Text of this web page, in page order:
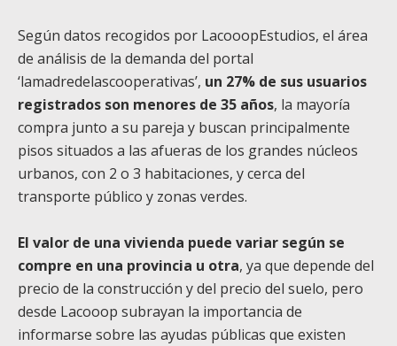
Según datos recogidos por LacooopEstudios, el área
de análisis de la demanda del portal
‘lamadredelascooperativas’, un 27% de sus usuarios
registrados son menores de 35 años, la mayoría
compra junto a su pareja y buscan principalmente
pisos situados a las afueras de los grandes núcleos
urbanos, con 2 o 3 habitaciones, y cerca del
transporte público y zonas verdes.
El valor de una vivienda puede variar según se
compre en una provincia u otra, ya que depende del
precio de la construcción y del precio del suelo, pero
desde Lacooop subrayan la importancia de
informarse sobre las ayudas públicas que existen